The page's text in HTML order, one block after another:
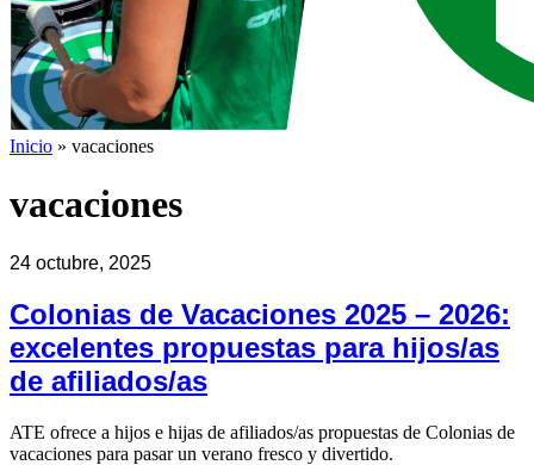
Inicio » vacaciones
vacaciones
24 octubre, 2025
Colonias de Vacaciones 2025 – 2026:
excelentes propuestas para hijos/as
de afiliados/as
ATE ofrece a hijos e hijas de afiliados/as propuestas de Colonias de
vacaciones para pasar un verano fresco y divertido.